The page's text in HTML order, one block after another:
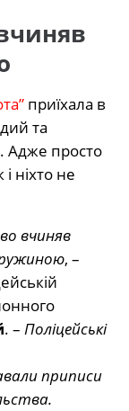
приїхала в
та
Адже просто
ніхто не
вчиняв
, –
. – Поліцейські
приписи